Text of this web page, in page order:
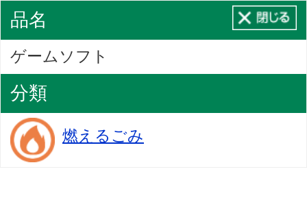
品名
ゲームソフト
分類
燃えるごみ